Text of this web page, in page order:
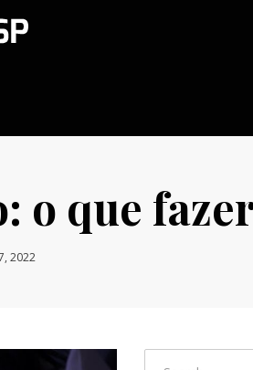
o que
2022